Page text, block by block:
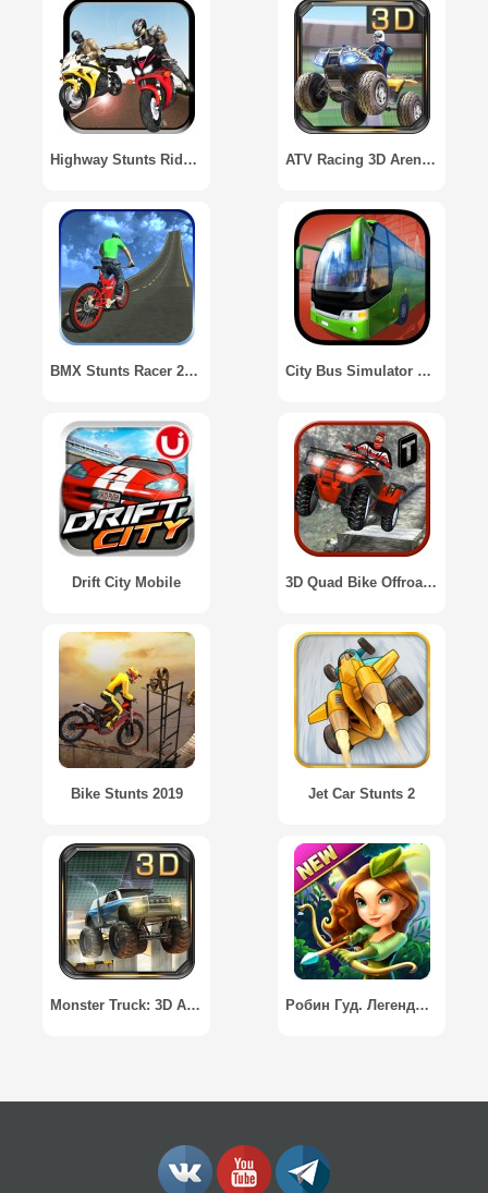
Highway Stunts Riders ATV Racing 3D Arena Stunts
BMX Stunts Racer 2017 City Bus Simulator 2016
Drift City Mobile 3D Quad Bike Offroad Stunts
Bike Stunts 2019 Jet Car Stunts 2
Monster Truck: 3D Arena Stunts Робин Гуд. Легенды - Игра жанра «Совмести 3» / Robin Hood Legends – A Merge 3 Puzzle Game